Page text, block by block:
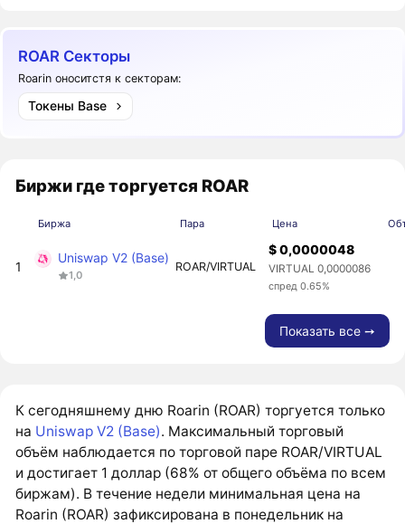
ROAR Секторы
Roarin оноситстя к секторам:
Токены Base
Биржи где торгуется ROAR
Биржа Пара Цена
1
Uniswap V2 (Base)
1,0
ROAR/VIRTUAL
$ 0,0000048
VIRTUAL 0,0000086
спред 0.65%
Показать все ➙
К сегодняшнему дню Roarin (ROAR) торгуется только
на Uniswap V2 (Base). Максимальный торговый
объём наблюдается по торговой паре ROAR/VIRTUAL
и достигает 1 доллар (68% от общего объёма по всем
биржам). В течение недели минимальная цена на
Roarin (ROAR) зафиксирована в понедельник на